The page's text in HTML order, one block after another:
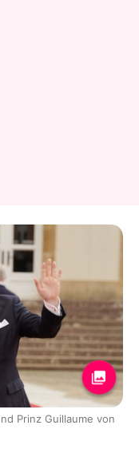
Prinz Guillaume von